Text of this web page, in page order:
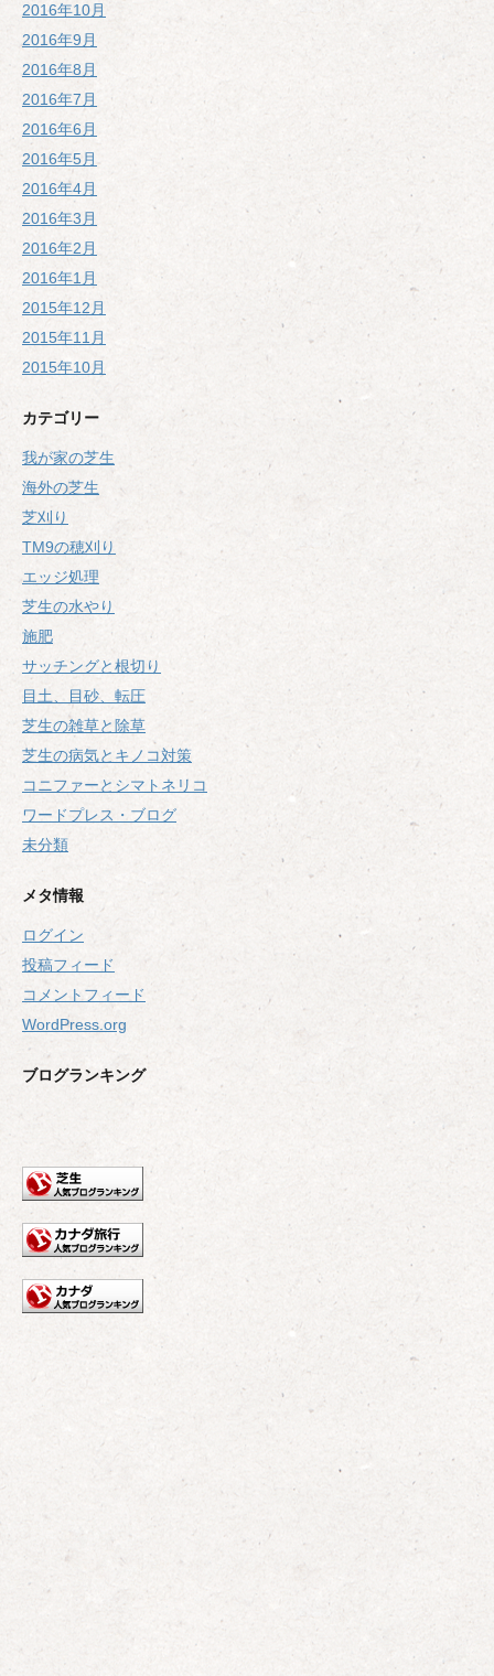
2016年10月
2016年9月
2016年8月
2016年7月
2016年6月
2016年5月
2016年4月
2016年3月
2016年2月
2016年1月
2015年12月
2015年11月
2015年10月
カテゴリー
我が家の芝生
海外の芝生
芝刈り
TM9の穂刈り
エッジ処理
芝生の水やり
施肥
サッチングと根切り
目土、目砂、転圧
芝生の雑草と除草
芝生の病気とキノコ対策
コニファーとシマトネリコ
ワードプレス・ブログ
未分類
メタ情報
ログイン
投稿フィード
コメントフィード
WordPress.org
ブログランキング